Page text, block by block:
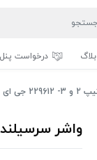
بلاگ درخواست
واشر سرسیلندر استاندارد